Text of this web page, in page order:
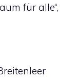
für alle“,